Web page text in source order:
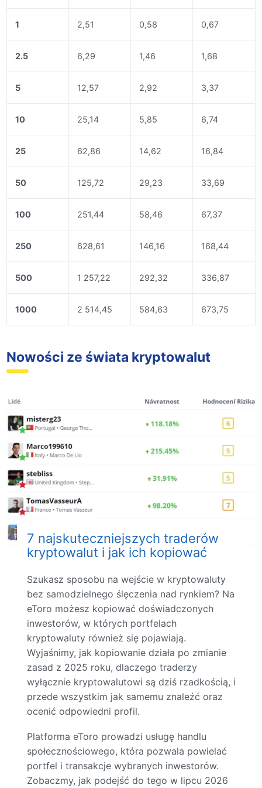
1 2,51 0,58 0,67
2.5 6,29 1,46 1,68
5 12,57 2,92 3,37
10 25,14 5,85 6,74
25 62,86 14,62 16,84
50 125,72 29,23 33,69
100 251,44 58,46 67,37
250 628,61 146,16 168,44
500 1 257,22 292,32 336,87
1000 2 514,45 584,63 673,75
Nowości ze świata kryptowalut
7 najskuteczniejszych traderów
kryptowalut i jak ich kopiować
Szukasz sposobu na wejście w kryptowaluty
bez samodzielnego ślęczenia nad rynkiem? Na
eToro możesz kopiować doświadczonych
inwestorów, w których portfelach
kryptowaluty również się pojawiają.
Wyjaśnimy, jak kopiowanie działa po zmianie
zasad z 2025 roku, dlaczego traderzy
wyłącznie kryptowalutowi są dziś rzadkością, i
przede wszystkim jak samemu znaleźć oraz
ocenić odpowiedni profil.
Platforma eToro prowadzi usługę handlu
społecznościowego, która pozwala powielać
portfel i transakcje wybranych inwestorów.
Zobaczmy, jak podejść do tego w lipcu 2026